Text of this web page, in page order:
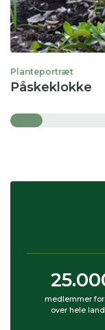
Planteportræt
Påskeklokke
medlemmer
over hele